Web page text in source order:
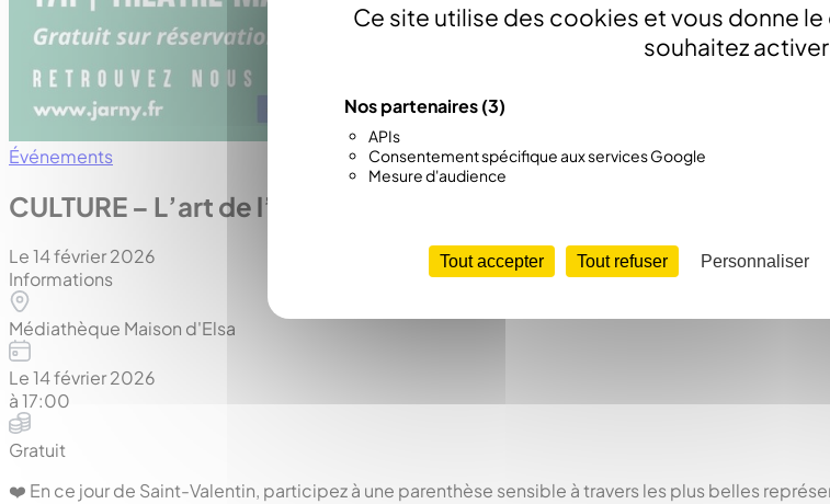
Ce site utilise des cookies et vous donne
souhaitez activer
Nos partenaires(3)
APIs
Consentement spécifique aux services Google
Mesure d'audience
Tout accepter Tout refuser Personnaliser
Événements
CULTURE – L’art de l’amour
Le 14 février 2026
Informations
Médiathèque Maison d'Elsa
Le 14 février 2026
à 17:00
Gratuit
❤️ En ce jour de Saint-Valentin, participez à une parenthèse sensible à travers les plus belles